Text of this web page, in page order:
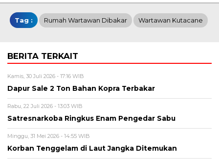
Tag : Rumah Wartawan Dibakar Wartawan Kutacane
BERITA TERKAIT
Kamis, 30 Juli 2026 - 17:16 WIB
Dapur Sale 2 Ton Bahan Kopra Terbakar
Rabu, 22 Juli 2026 - 13:03 WIB
Satresnarkoba Ringkus Enam Pengedar Sabu
Minggu, 31 Mei 2026 - 14:55 WIB
Korban Tenggelam di Laut Jangka Ditemukan